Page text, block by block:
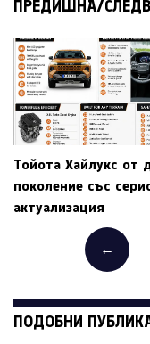
ПРЕДИШНА/
Тойота Хайлукс от
поколение със
актуализация
←
ПОДОБНИ